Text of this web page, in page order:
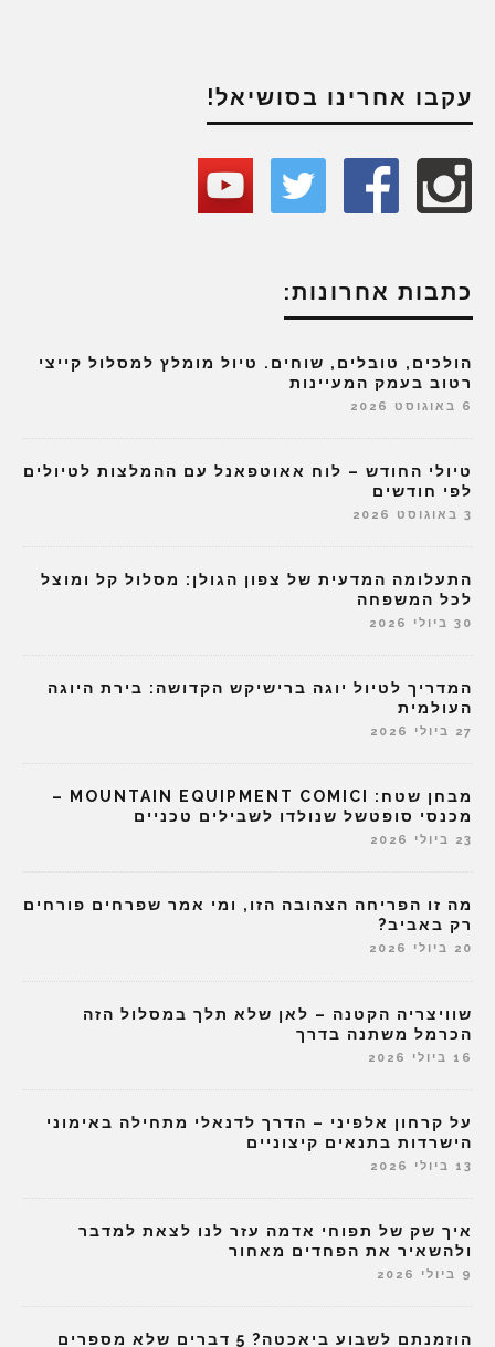
עקבו אחרינו בסושיאל!
כתבות אחרונות:
הולכים, טובלים, שוחים. טיול מומלץ למסלול קייצי
רטוב בעמק המעיינות
6 באוגוסט 2026
טיולי החודש – לוח אאוטפאנל עם ההמלצות לטיולים
לפי חודשים
3 באוגוסט 2026
התעלומה המדעית של צפון הגולן: מסלול קל ומוצל
לכל המשפחה
30 ביולי 2026
המדריך לטיול יוגה ברישיקש הקדושה: בירת היוגה
העולמית
27 ביולי 2026
מבחן שטח: MOUNTAIN EQUIPMENT COMICI –
מכנסי סופטשל שנולדו לשבילים טכניים
23 ביולי 2026
מה זו הפריחה הצהובה הזו, ומי אמר שפרחים פורחים
רק באביב?
20 ביולי 2026
שוויצריה הקטנה – לאן שלא תלך במסלול הזה
הכרמל משתנה בדרך
16 ביולי 2026
על קרחון אלפיני – הדרך לדנאלי מתחילה באימוני
הישרדות בתנאים קיצוניים
13 ביולי 2026
איך שק של תפוחי אדמה עזר לנו לצאת למדבר
ולהשאיר את הפחדים מאחור
9 ביולי 2026
הוזמנתם לשבוע ביאכטה? 5 דברים שלא מספרים